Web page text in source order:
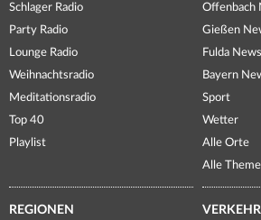
Schlager Radio
Party Radio
Lounge Radio
Weihnachtsradio
Meditationsradio
Top 40
Playlist
Offenbach
Gießen
Fulda News
Bayern
Sport
Wetter
Alle Orte
Alle
REGIONEN VERKEHR